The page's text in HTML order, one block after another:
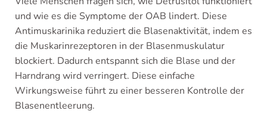
und wie es die Symptome der OAB lindert. Diese
Antimuskarinika reduziert die Blasenaktivität, indem es
die Muskarinrezeptoren in der Blasenmuskulatur
blockiert. Dadurch entspannt sich die Blase und der
Harndrang wird verringert. Diese einfache
Wirkungsweise führt zu einer besseren Kontrolle der
Blasenentleerung.